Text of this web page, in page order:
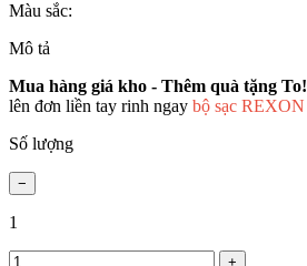
Màu sắc:
Mô tả
Mua hàng giá kho - Thêm quà tặng To!
lên đơn liền tay rinh ngay bộ sạc REXON
Số lượng
1